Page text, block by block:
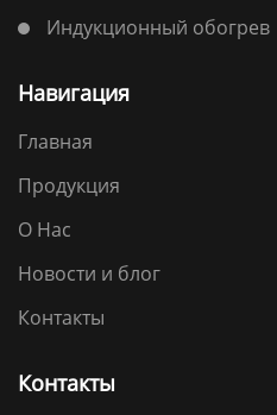
Индукционный обогрев
Навигация
Главная
Продукция
О Нас
Новости и блог
Контакты
Контакты